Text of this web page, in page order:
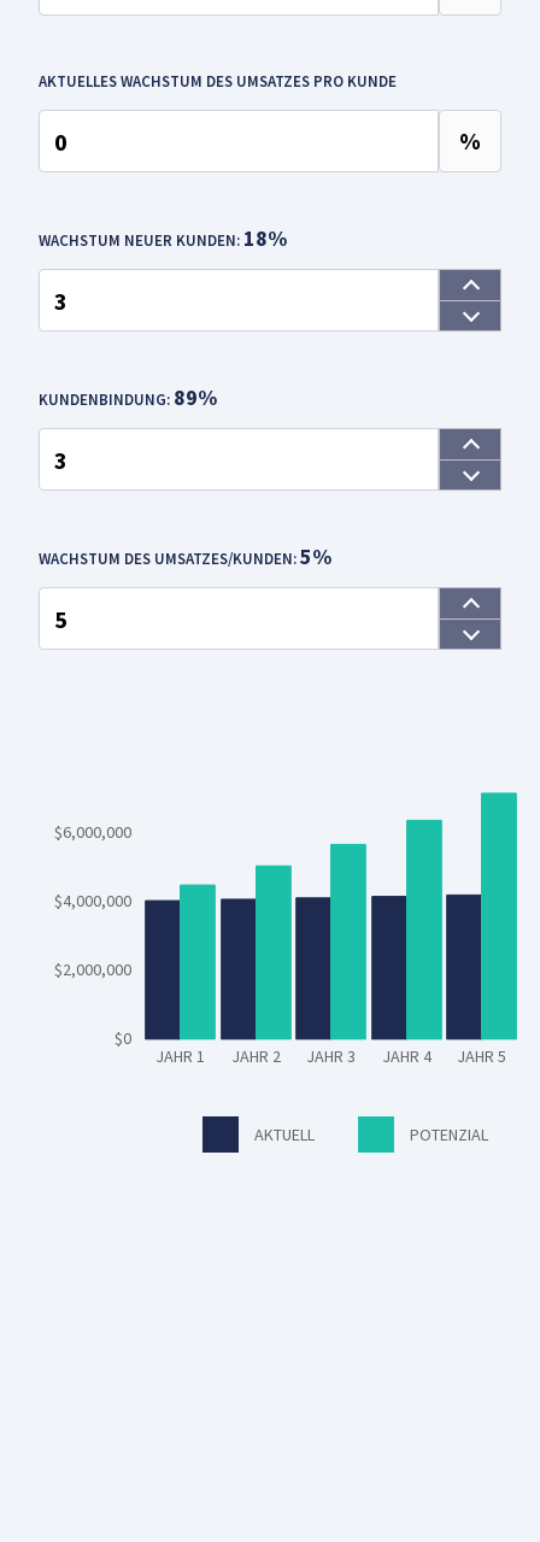
AKTUELLES WACHSTUM DES UMSATZES PRO KUNDE
%
WACHSTUM NEUER KUNDEN: 18%
KUNDENBINDUNG: 89%
WACHSTUM DES UMSATZES/KUNDEN:5%
JAHR 1 JAHR 2 JAHR 3 JAHR 4 JAHR 5
$0
$2,000,000
$4,000,000
$6,000,000
AKTUELL POTENZIAL